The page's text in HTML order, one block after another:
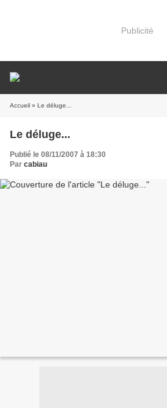
Publicité
Accueil » Le déluge...
Le déluge...
Publié le 08/11/2007 à 18:30
Par cabiau